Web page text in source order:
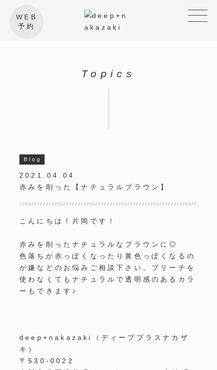
WEB
予約
Topics
Blog
2021.04.04
赤みを削った【ナチュラルブラウン】
こんにちは！片岡です！
赤みを削ったナチュラルなブラウンに◎
色落ちが赤っぽくなったり黄色っぽくなるの
が嫌などのお悩みご相談下さい。ブリーチを
使わなくてもナチュラルで透明感のあるカラ
ーもできます♪
deep+nakazaki
（ディーププラスナカザ
キ）
〒530-0022